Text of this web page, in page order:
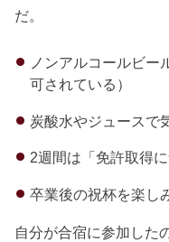
だ。
ノンアルコールビー
可されている）
炭酸水やジュースで
2週間は「免許取得
卒業後の祝杯を楽し
自分が合宿に参加した